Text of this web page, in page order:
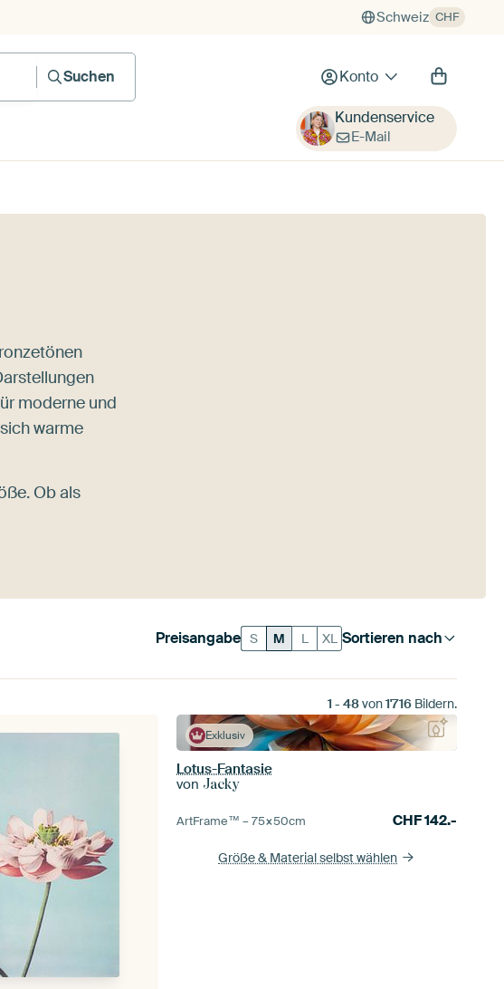
Schweiz CHF
Suchen
Konto
Kundenservice
E-Mail
moderne und
warme
Ob als
Sortieren nach
Preisangabe S M L XL
1 - 48von1'716Bildern.
Exklusiv
Lotus-Fantasie
von Jacky
ArtFrame™ –75×50cm CHF142.-
Größe & Material selbst wählen